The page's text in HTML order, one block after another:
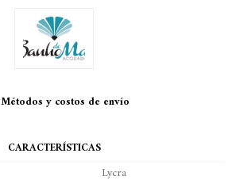
Métodos y costos de envío
CARACTERÍSTICAS
Lycra